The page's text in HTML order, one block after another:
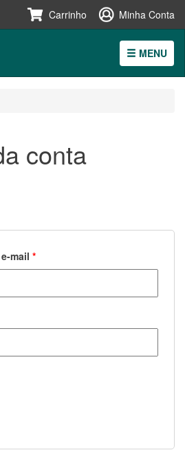
Carrinho Minha Conta
MENU
conta
mail *Obrigatório